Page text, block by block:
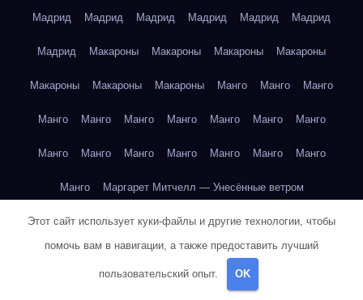
Мадрид Мадрид Мадрид Мадрид Мадрид Мадрид
Мадрид Макароны Макароны Макароны Макароны
Макароны Макароны Макароны Манго Манго Манго
Манго Манго Манго Манго Манго Манго Манго
Манго Манго Манго Манго Манго Манго Манго
Манго Маргарет Митчелл — Унесённые ветром
Марк Твен — Приключения Тома Сойера
Марк Твен — Приключения Тома Сойера
Марк Твен — Приключения Тома Сойера
Этот сайт использует куки-файлы и другие технологии, чтобы
помочь вам в навигации, а также предоставить лучший
пользовательский опыт. OK